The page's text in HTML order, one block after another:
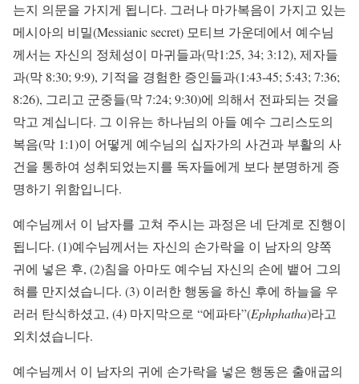
는지 의문을 가지게 됩니다. 그러나 마가복음이 가지고 있는
메시아의 비밀(Messianic secret) 모티브 가운데에서 예수님
께서는 자신의 정체성이 마귀들과(막1:25, 34; 3:12), 제자들
과(막 8:30; 9:9), 기적을 경험한 증인들과(1:43-45; 5:43; 7:36;
8:26), 그리고 군중들(막 7:24; 9:30)에 의해서 전파되는 것을
막고 계십니다. 그 이유는 하나님의 아들 예수 그리스도의
복음(막 1:1)이 어떻게 예수님의 십자가의 사건과 부활의 사
건을 통하여 성취되었는지를 독자들에게 보다 분명하게 증
명하기 위함입니다.
예수님께서 이 남자를 고쳐 주시는 과정은 네 단계로 진행이
됩니다. (1)예수님께서는 자신의 손가락을 이 남자의 양쪽
귀에 넣은 후, (2)침을 아마도 예수님 자신의 손에 뱉어 그의
혀를 만지셨습니다. (3) 이러한 행동을 하신 후에 하늘을 우
러러 탄식하셨고, (4) 마지막으로 “에파타”(Ephphatha)라고
외치셨습니다.
예수님께서 이 남자의 귀에 손가락을 넣은 행동은 출애굽의